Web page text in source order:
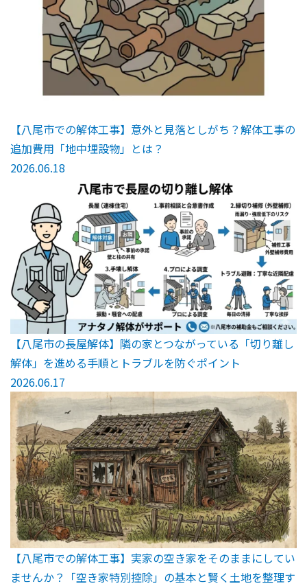
【八尾市での解体工事】意外と見落としがち？解体工事の
追加費用「地中埋設物」とは？
2026.06.18
【八尾市の長屋解体】隣の家とつながっている「切り離し
解体」を進める手順とトラブルを防ぐポイント
2026.06.17
【八尾市での解体工事】実家の空き家をそのままにしてい
ませんか？「空き家特別控除」の基本と賢く土地を整理す